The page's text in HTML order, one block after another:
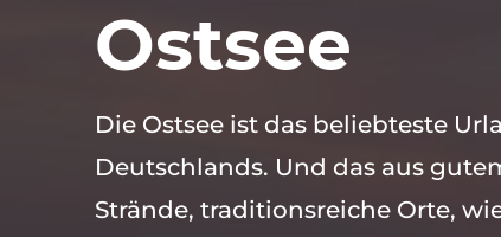
Ostsee
Die Ostsee ist das beliebteste
Deutschlands. Und das aus
Strände, traditionsreiche Orte,